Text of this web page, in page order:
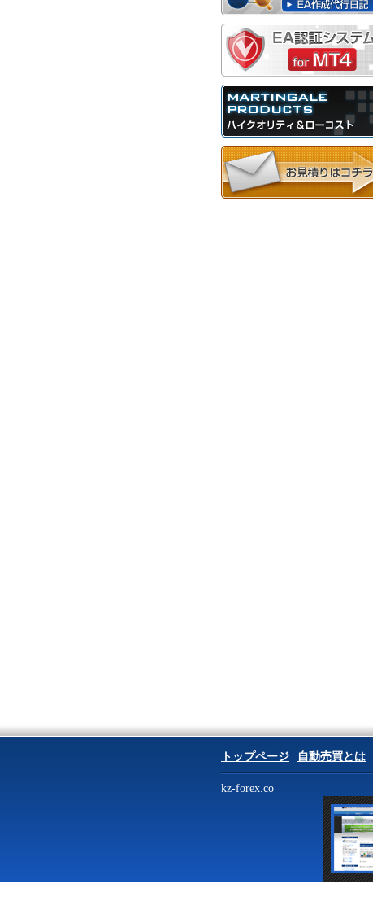
トップページ 自動売買とは
kz-forex.co